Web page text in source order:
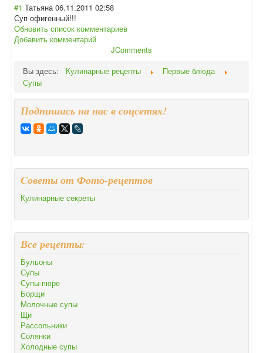
#1 Татьяна 06.11.2011 02:58
Суп офигенный!!!
Обновить список комментариев
Добавить комментарий
JComments
Вы здесь:
Кулинарные рецепты
Первые блюда
Супы
Подпишись на нас в соцсетях!
Cоветы от Фото-рецептов
Кулинарные секреты
Все рецепты:
Бульоны
Супы
Супы-пюре
Борщи
Молочные супы
Щи
Рассольники
Солянки
Холодные супы